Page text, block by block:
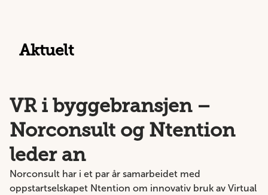
Aktuelt
VR i byggebransjen –
Norconsult og Ntention
leder an
Norconsult har i et par år samarbeidet med
oppstartselskapet Ntention om innovativ bruk av Virtual